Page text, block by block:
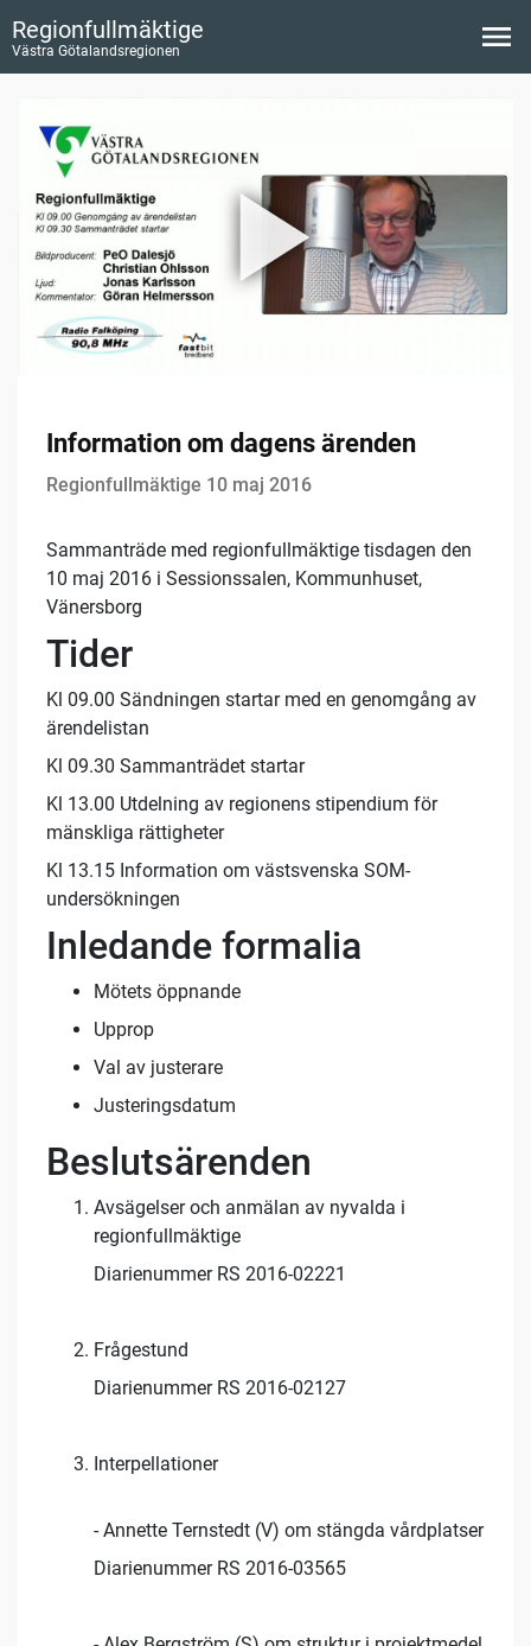
Regionfullmäktige
Västra Götalandsregionen
Information om dagens ärenden
Regionfullmäktige 10 maj 2016
Sammanträde med regionfullmäktige tisdagen den
10 maj 2016 i Sessionssalen, Kommunhuset,
Vänersborg
Tider
Kl 09.00 Sändningen startar med en genomgång av
ärendelistan
Kl 09.30 Sammanträdet startar
Kl 13.00 Utdelning av regionens stipendium för
mänskliga rättigheter
Kl 13.15 Information om västsvenska SOM-
undersökningen
Inledande formalia
Mötets öppnande
Upprop
Val av justerare
Justeringsdatum
Beslutsärenden
Avsägelser och anmälan av nyvalda i
regionfullmäktige
Diarienummer RS 2016-02221
Frågestund
Diarienummer RS 2016-02127
Interpellationer
- Annette Ternstedt (V) om stängda vårdplatser
Diarienummer RS 2016-03565